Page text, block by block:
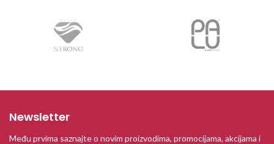
Newsletter
Među prvima saznajte o novim proizvodima, promocijama, akcijama i